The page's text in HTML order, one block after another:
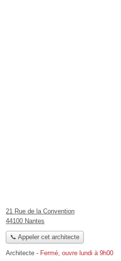
21 Rue de la Convention
44100 Nantes
📞 Appeler cet architecte
Architecte - Fermé, ouvre lundi à 9h00